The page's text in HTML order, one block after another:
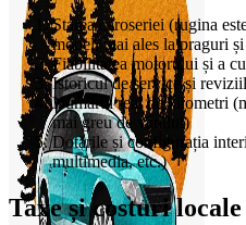
Starea caroseriei (rugina
model, mai ales la praguri
Fiabilitatea motorului și a
Istoricul de service și
Numărul real de kilometri
mai greu de vândut)
Dotările și configurația
multimedia, etc.)
Taxe și costuri